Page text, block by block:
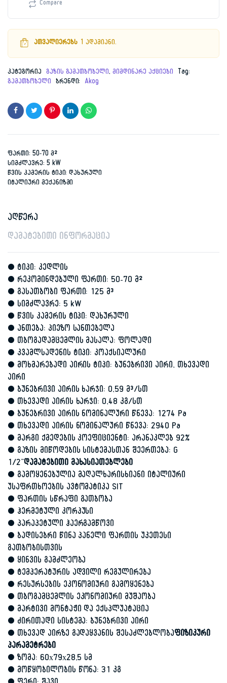
849.00 ₾.
699.00 ₾.
70მ²
შავი
რაოდენობა
Compare
ათვალიერებს 1 ადამიანი.
კატეგორია გაზის გამათბობელი,მიმდინარე აქციები Tag:
გამათბობელი ბრენდი: Akog
ფართი: 50-70 მ²
სიმძლავრე: 5 kW
წვის კამერის ტიპი: დახურული
იტალიური მექანიზმი
აღწერა
დამატებითი ინფორმაცია
• ტიპი: კედლის
• რეკომინდებული ფართი: 50-70 მ²
• გასათბობი ფართი: 125 მ³
• სიმძლავრე: 5 kW
• წვის კამერის ტიპი: დახურული
• ანთება: პიეზო სანთებელა
• თბოგადამცემლის მასალა: ფოლადი
• კვამლსადენის ტიპი: კოაქსიალური
• მოხმარებადი აირის ტიპი: ბუნებრივი აირი, თხევადი
აირი
• ბუნებრივი აირის ხარჯი: 0,59 მ³/სთ
• თხევადი აირის ხარჯი: 0,48 კგ/სთ
• ბუნებრივი აირის ნომინალური წნევა: 1274 Pa
• თხევადი აირის ნომინალური წნევა: 2940 Pa
• მარგი ქმედების კოეფიციენტი: არანაკლებ 92%
• გაზის მიწოდების სისტემასთან შეერთება: G
1/2”დამატებითი მახასიათებლები
• გამოყენებულია მაღალხარისხიანი იტალიური
უსაფრთხოების ავტომატიკა SIT
• ფართის სწრაფი გათბობა
• ჰერმეტული კორპუსი
• პარაპეტული ჰაერგამწოვი
• ბადისებრი წინა პანელი ფართის უკეთესი
გათბობისთვის
• ყინვის გამძლეობა
• ტემპერატურის ადვილი რეგულირება
• რესურსების ეკონომიური გამოყენება
• თბოგამცემლის ეკონომიური მუშაობა
• მარტივი მონტაჟი და ექსპლუატაცია
• ძირითადი სისტემა: ბუნებრივი აირი
• თხევად აირზე გადაყვანის შესაძლებლობაფიზიკური
პარამეტრები
• ზომა: 60х79х28,5 სმ
• მოწყობილობის წონა: 31 კგ